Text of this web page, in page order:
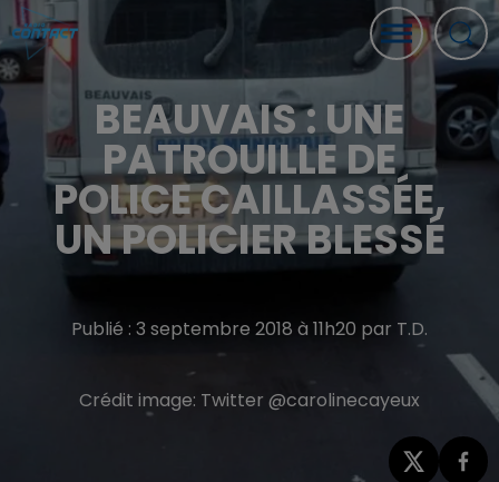
BEAUVAIS : UNE
PATROUILLE DE
POLICE CAILLASSÉE,
UN POLICIER BLESSÉ
Publié : 3 septembre 2018 à 11h20 par T.D.
Crédit image: Twitter @carolinecayeux